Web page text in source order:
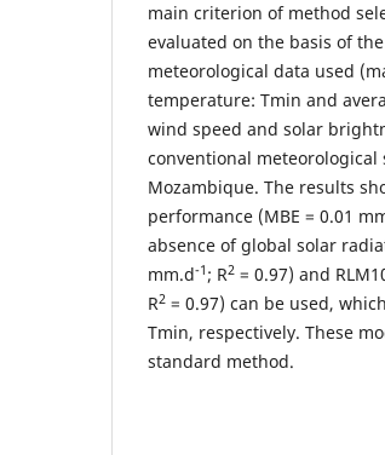
main criterion of method
evaluated on the basis of
meteorological data used
temperature: Tmin and
wind speed and solar
conventional
Mozambique. The results
performance (MBE = 0.01
absence of global solar
mm.d-1 ; R2 = 0.97) and
R2 = 0.97) can be used,
Tmin, respectively. These
standard method.